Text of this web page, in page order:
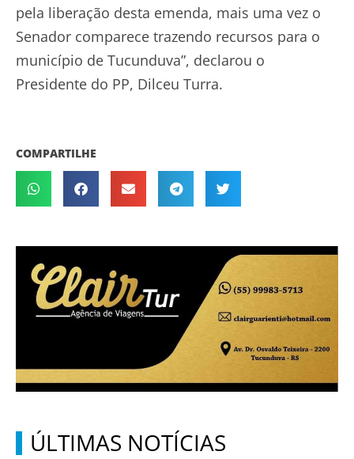
pela liberação desta emenda, mais uma vez o
Senador comparece trazendo recursos para o
município de Tucunduva”, declarou o
Presidente do PP, Dilceu Turra.
COMPARTILHE
ÚLTIMAS NOTÍCIAS